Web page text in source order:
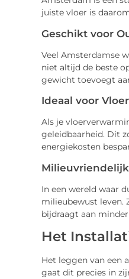
juiste vloer is
Geschikt voor
Veel Amsterdamse
niet altijd de beste
gewicht toevoegt
Ideaal voor
Als je
geleidbaarheid. Dit
energiekosten
In een wereld waar
milieubewust leven.
bijdraagt aan minder
Het
Het leggen van een
gaat dit precies in